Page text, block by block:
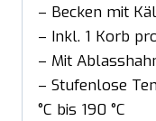
– Becken mit
– Inkl. 1 Korb
– Mit
– Stufenlose
°C bis 190 °C